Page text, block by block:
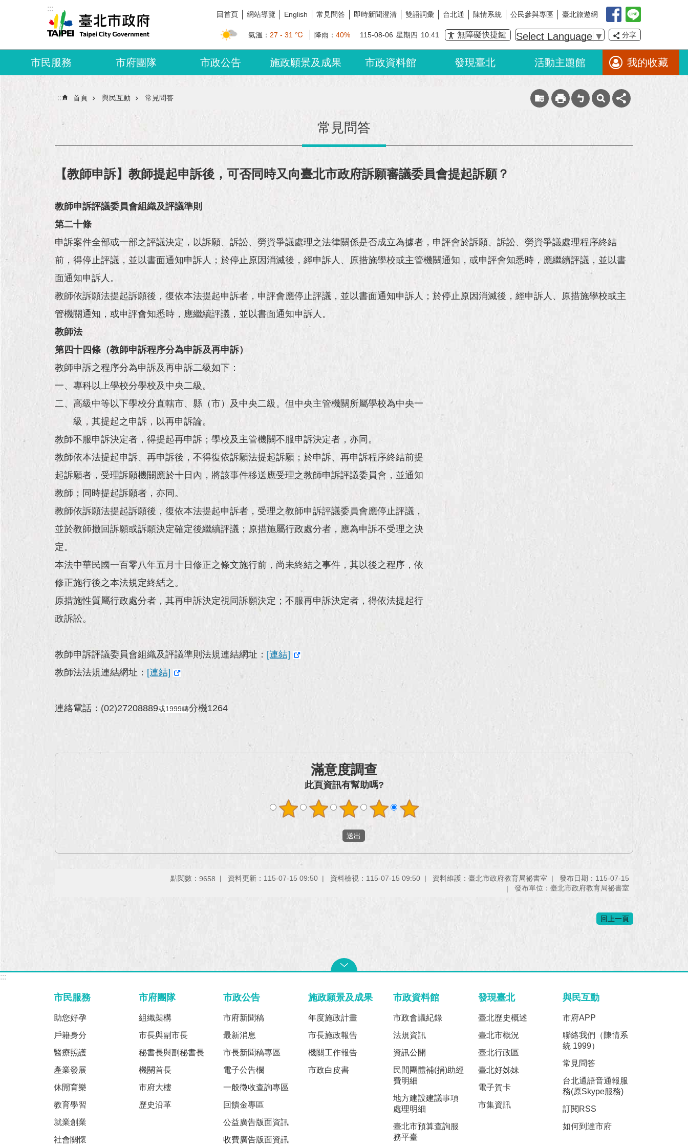
跳到主要內容區塊
:::
回首頁 網站導覽 English 常見問答 即時新聞澄清 雙語詞彙 台北通 陳情系統 公民參與專區 臺北旅遊網
氣溫： 27 - 31 ℃ 降雨： 40% 115-08-06 星期四 10:41 無障礙快捷鍵 Select Language ▼ 分享
市民服務 市府團隊 市政公告 施政願景及成果 市政資料館 發現臺北 活動主題館 我的收藏
::: 首頁 與民互動 常見問答
常見問答
【教師申訴】教師提起申訴後，可否同時又向臺北市政府訴願審議委員會提起訴願？
教師申訴評議委員會組織及評議準則
第二十條
申訴案件全部或一部之評議決定，以訴願、訴訟、勞資爭議處理之法律關係是否成立為據者，申評會於訴願、訴訟、勞資爭議處理程序終結
前，得停止評議，並以書面通知申訴人；於停止原因消滅後，經申訴人、原措施學校或主管機關通知，或申評會知悉時，應繼續評議，並以書
面通知申訴人。
教師依訴願法提起訴願後，復依本法提起申訴者，申評會應停止評議，並以書面通知申訴人；於停止原因消滅後，經申訴人、原措施學校或主
管機關通知，或申評會知悉時，應繼續評議，並以書面通知申訴人。
教師法
第四十四條（教師申訴程序分為申訴及再申訴）
教師申訴之程序分為申訴及再申訴二級如下：
一、專科以上學校分學校及中央二級。
二、高級中等以下學校分直轄市、縣（市）及中央二級。但中央主管機關所屬學校為中央一
級，其提起之申訴，以再申訴論。
教師不服申訴決定者，得提起再申訴；學校及主管機關不服申訴決定者，亦同。
教師依本法提起申訴、再申訴後，不得復依訴願法提起訴願；於申訴、再申訴程序終結前提
起訴願者，受理訴願機關應於十日內，將該事件移送應受理之教師申訴評議委員會，並通知
教師；同時提起訴願者，亦同。
教師依訴願法提起訴願後，復依本法提起申訴者，受理之教師申訴評議委員會應停止評議，
並於教師撤回訴願或訴願決定確定後繼續評議；原措施屬行政處分者，應為申訴不受理之決
定。
本法中華民國一百零八年五月十日修正之條文施行前，尚未終結之事件，其以後之程序，依
修正施行後之本法規定終結之。
原措施性質屬行政處分者，其再申訴決定視同訴願決定；不服再申訴決定者，得依法提起行
政訴訟。
教師申訴評議委員會組織及評議準則法規連結網址： [連結]
教師法法規連結網址： [連結]
連絡電話：(02)27208889或1999轉分機1264
滿意度調查
此頁資訊有幫助嗎?
點閱數： 9658 資料更新：115-07-15 09:50 資料檢視：115-07-15 09:50 資料維護：臺北市政府教育局祕書室
發布日期：115-07-15
發布單位：臺北市政府教育局祕書室
回上一頁
:::
市民服務
助您好孕
戶籍身分
醫療照護
產業發展
休閒育樂
教育學習
就業創業
社會關懷
市府團隊
組織架構
市長與副市長
秘書長與副秘書長
機關首長
市府大樓
歷史沿革
市政公告
市府新聞稿
最新消息
市長新聞稿專區
電子公告欄
一般徵收查詢專區
回饋金專區
公益廣告版面資訊
收費廣告版面資訊
施政願景及成果
年度施政計畫
市長施政報告
機關工作報告
市政白皮書
市政資料館
市政會議紀錄
法規資訊
資訊公開
民間團體補(捐)助經
費明細
地方建設建議事項
處理明細
臺北市預算查詢服
務平臺
發現臺北
臺北歷史概述
臺北市概況
臺北行政區
臺北好姊妹
電子賀卡
市集資訊
與民互動
市府APP
聯絡我們（陳情系
統 1999）
常見問答
台北通語音通報服
務(原Skype服務)
訂閱RSS
如何到達市府